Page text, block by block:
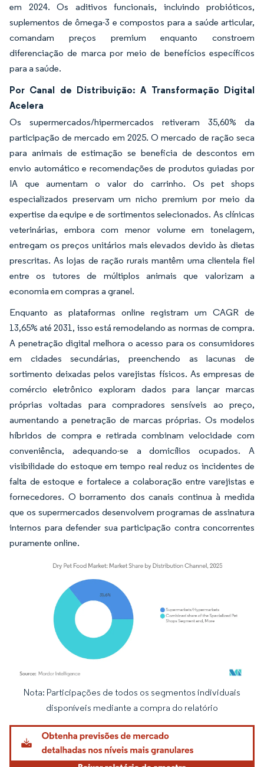
em 2024. Os aditivos funcionais, incluindo probióticos,
suplementos de ômega-3 e compostos para a saúde articular,
comandam preços premium enquanto constroem
diferenciação de marca por meio de benefícios específicos
para a saúde.
Por Canal de Distribuição: A Transformação Digital
Acelera
Os supermercados/hipermercados retiveram 35,60% da
participação de mercado em 2025. O mercado de ração seca
para animais de estimação se beneficia de descontos em
envio automático e recomendações de produtos guiadas por
IA que aumentam o valor do carrinho. Os pet shops
especializados preservam um nicho premium por meio da
expertise da equipe e de sortimentos selecionados. As clínicas
veterinárias, embora com menor volume em tonelagem,
entregam os preços unitários mais elevados devido às dietas
prescritas. As lojas de ração rurais mantêm uma clientela fiel
entre os tutores de múltiplos animais que valorizam a
economia em compras a granel.
Enquanto as plataformas online registram um CAGR de
13,65% até 2031, isso está remodelando as normas de compra.
A penetração digital melhora o acesso para os consumidores
em cidades secundárias, preenchendo as lacunas de
sortimento deixadas pelos varejistas físicos. As empresas de
comércio eletrônico exploram dados para lançar marcas
próprias voltadas para compradores sensíveis ao preço,
aumentando a penetração de marcas próprias. Os modelos
híbridos de compra e retirada combinam velocidade com
conveniência, adequando-se a domicílios ocupados. A
visibilidade do estoque em tempo real reduz os incidentes de
falta de estoque e fortalece a colaboração entre varejistas e
fornecedores. O borramento dos canais continua à medida
que os supermercados desenvolvem programas de assinatura
internos para defender sua participação contra concorrentes
puramente online.
Imagem © Mordor Intelligence. O reuso requer atribuição conforme CC BY 4.0.
Nota: Participações de todos os segmentos individuais
disponíveis mediante a compra do relatório